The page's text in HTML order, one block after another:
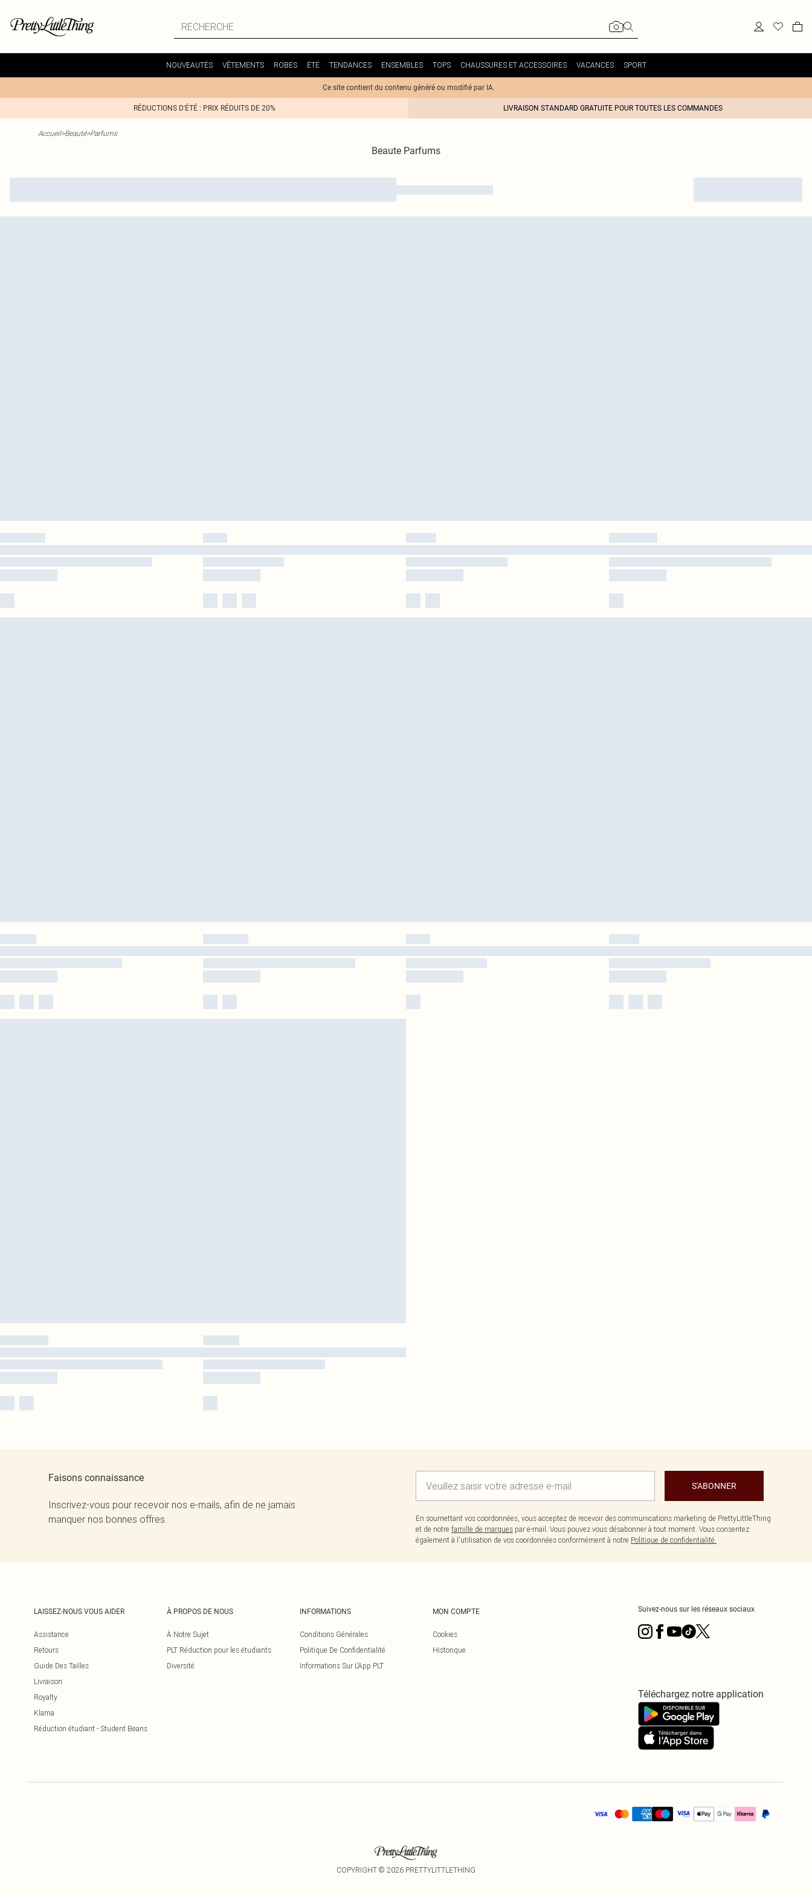
NOUVEAUTÉS VÊTEMENTS ROBES ÉTÉ TENDANCES ENSEMBLES TOPS CHAUSSURES ET ACCESSOIRES VACANCES SPORT
Ce site contient du contenu généré ou modifié par IA.
RÉDUCTIONS D'ÉTÉ : PRIX RÉDUITS DE 20% LIVRAISON STANDARD GRATUITE POUR TOUTES LES COMMANDES
Accueil>Beauté>Parfums
Beaute Parfums
Faisons connaissance
Inscrivez-vous pour recevoir nos e-mails, afin de ne jamais
manquer nos bonnes offres.
S'ABONNER
En soumettant vos coordonnées, vous acceptez de recevoir des communications marketing de PrettyLittleThing
et de notre famille de marques par e-mail. Vous pouvez vous désabonner à tout moment. Vous consentez
également à l'utilisation de vos coordonnées conformément à notre Politique de confidentialité.
LAISSEZ-NOUS VOUS AIDER
Assistance
Retours
Guide Des Tailles
Livraison
Royalty
Klarna
Réduction étudiant - Student Beans
À PROPOS DE NOUS
À Notre Sujet
PLT Réduction pour les étudiants
Diversité
INFORMATIONS
Conditions Générales
Politique De Confidentialité
Informations Sur L’App PLT
MON COMPTE
Cookies
Historique
Suivez-nous sur les réseaux sociaux
Téléchargez notre application
COPYRIGHT © 2026 PRETTYLITTLETHING